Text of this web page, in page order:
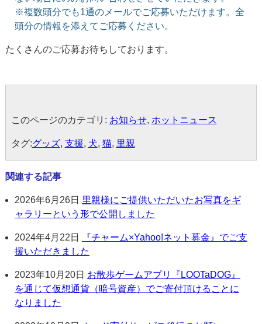
※複数頭分でも1通のメールでご応募いただけます。全
頭分の情報を添えてご応募ください。
たくさんのご応募お待ちしております。
このページのカテゴリ: お知らせ, ホットニュース
タグ:グッズ, 支援, 犬, 猫, 里親
関連する記事
2026年6月26日 里親様にご提供いただいたお写真をギ
ャラリーという形で公開しました
2024年4月22日
『チャーム×Yahoo!ネット募金』でご支
援いただきました
2023年10月20日 お散歩ゲームアプリ『LOOTaDOG』
を通じて仮想通貨（暗号資産）でご寄付頂けることに
なりました